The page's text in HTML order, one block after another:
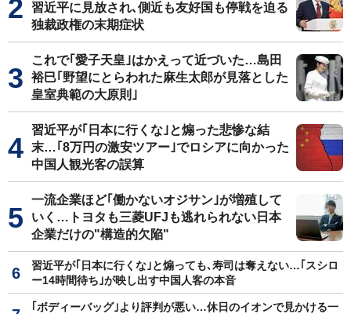
習近平に見放され､側近も友好国も停戦を迫る
独裁政権の末期症状
これで｢愛子天皇｣はかえって近づいた…島田
裕巳｢野望にとらわれた麻生太郎が見落とした
皇室典範の大原則｣
習近平が｢日本に行くな｣と煽った悲惨な結
末…｢8万円の激安ツアー｣でロシアに向かった
中国人観光客の誤算
一流企業ほど｢働かないオジサン｣が増殖して
いく…トヨタも三菱UFJも逃れられない日本
企業だけの"構造的欠陥"
習近平が｢日本に行くな｣と煽っても､寿司は奪えない…｢スシロ
ー14時間待ち｣が映し出す中国人客の本音
｢ボディーバッグ｣より評判が悪い…休日のイオンで見かける一